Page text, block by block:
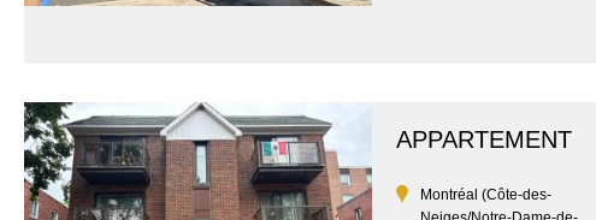
APPARTEMENT
Montréal (Côte-des-